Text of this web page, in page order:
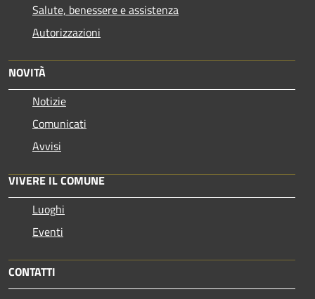
Salute, benessere e assistenza
Autorizzazioni
NOVITÀ
Notizie
Comunicati
Avvisi
VIVERE IL COMUNE
Luoghi
Eventi
CONTATTI